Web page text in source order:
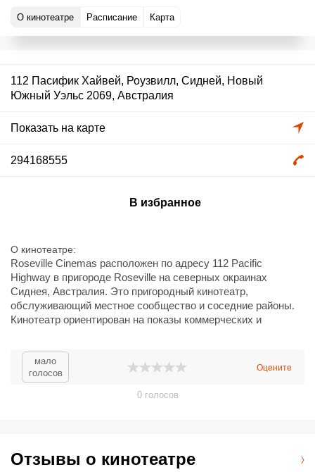
О кинотеатре Расписание Карта
112 Пасифик Хайвей, Роузвилл, Сидней, Новый
Южный Уэльс 2069, Австралия
Показать на карте
294168555
В избранное
О кинотеатре
Roseville Cinemas расположен по адресу 112 Pacific
Highway в пригороде Roseville на северных окраинах
Сиднея, Австралия. Это пригородный кинотеатр,
обслуживающий местное сообщество и соседние районы.
Кинотеатр ориентирован на показы коммерческих и
билетные кассы и онлайн/офлайн продажу билетов.
Удобно расположен вдоль Pacific Highway с доступом
общественного транспорта и парковкой поблизости;
мало
голосов
Оцените
0голосов
Отзывы о кинотеатре